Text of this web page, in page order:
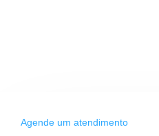
Agende um atendimento